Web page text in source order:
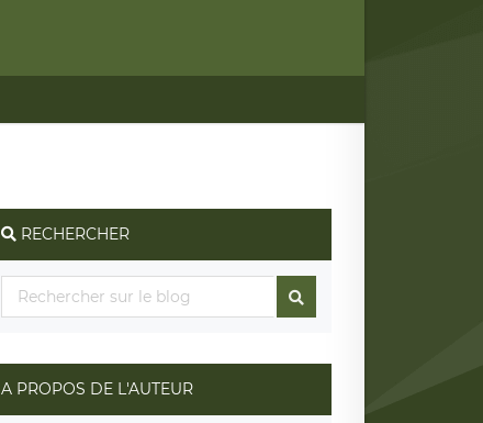
RECHERCHER
A PROPOS DE L'AUTEUR